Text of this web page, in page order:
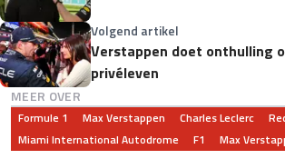
Volgend artikel
Verstappen doet onthulling
privéleven
MEER OVER
Formule 1 Max Verstappen Charles Leclerc
Miami International Autodrome
F1 Max